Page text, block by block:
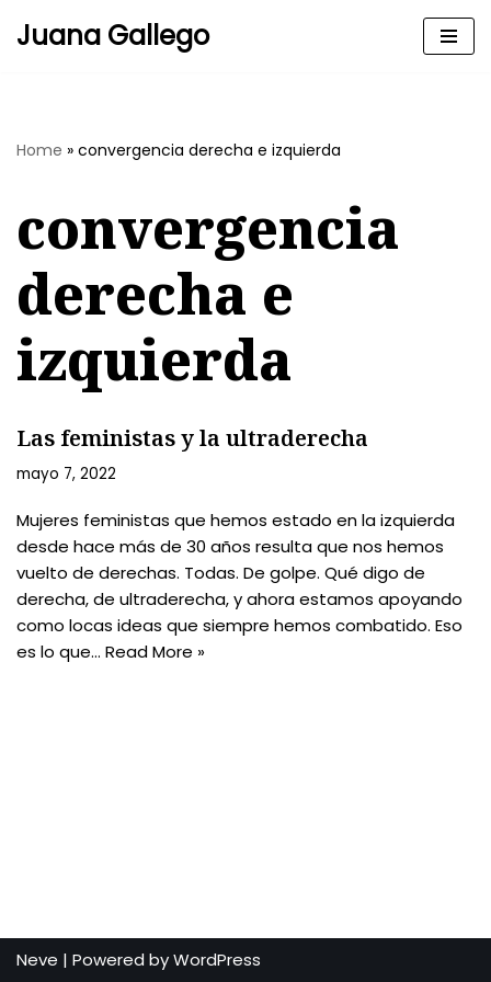
Juana Gallego
Home » convergencia derecha e izquierda
convergencia
derecha e
izquierda
Las feministas y la ultraderecha
mayo 7, 2022
Mujeres feministas que hemos estado en la izquierda
desde hace más de 30 años resulta que nos hemos
vuelto de derechas. Todas. De golpe. Qué digo de
derecha, de ultraderecha, y ahora estamos apoyando
como locas ideas que siempre hemos combatido. Eso
es lo que… Read More »
Neve | Powered byWordPress